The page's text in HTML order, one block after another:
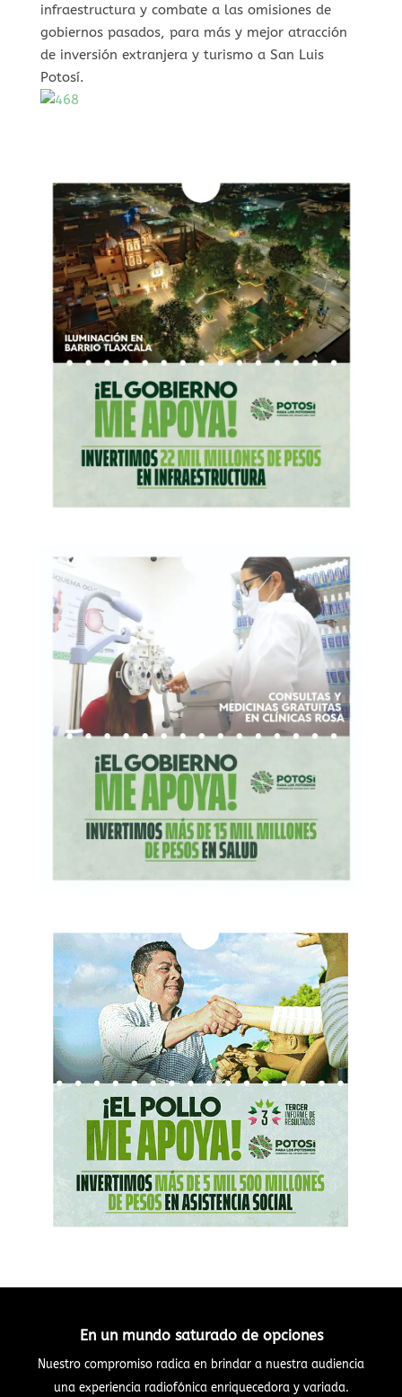
infraestructura y combate a las omisiones de
gobiernos pasados, para más y mejor atracción
de inversión extranjera y turismo a San Luis
Potosí.
En un mundo saturado de opciones
Nuestro compromiso radica en brindar a nuestra audiencia
una experiencia radiofónica enriquecedora y variada.